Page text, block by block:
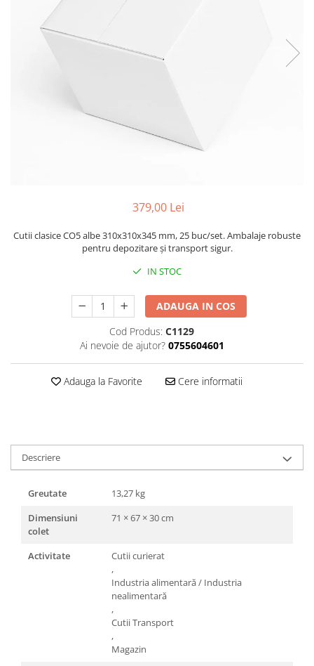
Cutii Clasice CO3 (BAX)
Cutii Clasice CO5 (BAX)
Cutii Prajituri Generic
Cutii Fast Food Generic
Cutii Pizza Generic
Triunghiuri si accesorii pizza
Sacose Plastic
379,00 Lei
Cutii clasice CO5 albe 310x310x345 mm, 25 buc/set. Ambalaje robuste
pentru depozitare și transport sigur.
IN STOC
ADAUGA IN COS
Cod Produs: C1129
Ai nevoie de ajutor? 0755604601
Adauga la Favorite Cere informatii
Descriere
Greutate
13,27 kg
Dimensiuni
colet
71 × 67 × 30 cm
Activitate
Cutii curierat
,
Industria alimentară / Industria
nealimentară
,
Cutii Transport
,
Magazin